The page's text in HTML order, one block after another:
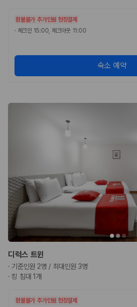
제주렌트카 가격비교 주요 링크
제주 렌트카 예약
해외 렌트카 가격비교
환불불가 추가인원 현장결제
· 체크인 15:00, 체크아웃 11:00
숙소 예약
디럭스 트윈
· 기준인원 2명 / 최대인원 3명
·킹 침대 1개
환불불가 추가인원 현장결제